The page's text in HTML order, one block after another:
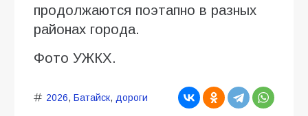
продолжаются поэтапно в разных
районах города.
Фото УЖКХ.
2026, Батайск, дороги